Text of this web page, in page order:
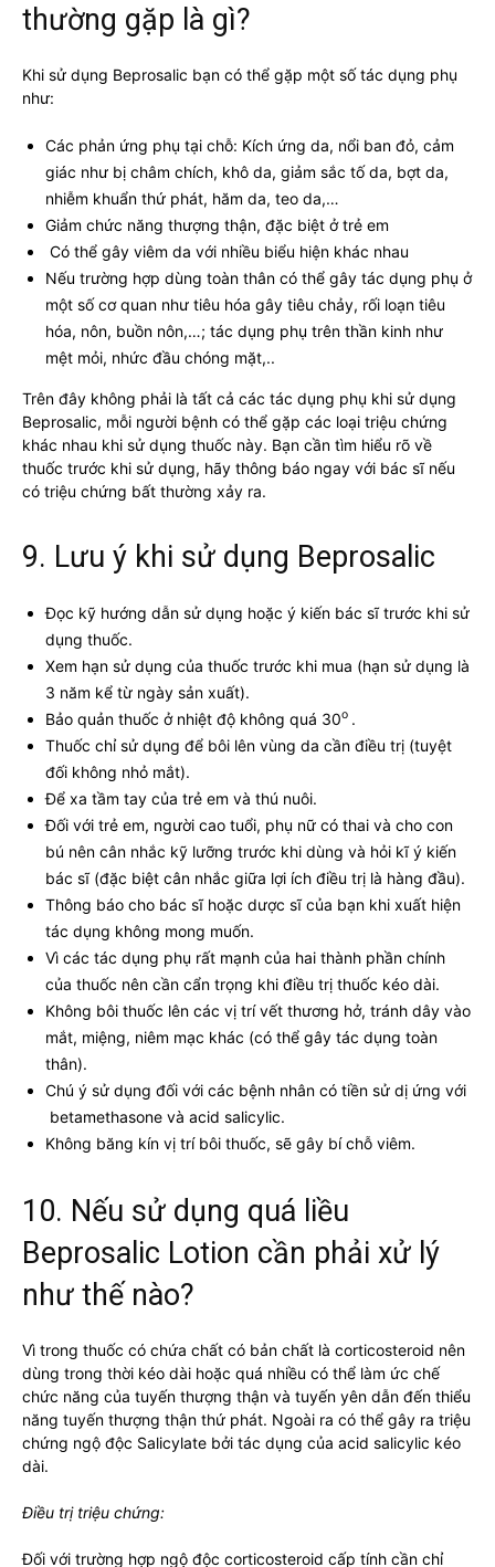
thường gặp là gì?
Khi sử dụng Beprosalic bạn có thể gặp một số tác dụng phụ
như:
Các phản ứng phụ tại chỗ: Kích ứng da, nổi ban đỏ, cảm
giác như bị châm chích, khô da, giảm sắc tố da, bợt da,
nhiễm khuẩn thứ phát, hăm da, teo da,…
Giảm chức năng thượng thận, đặc biệt ở trẻ em
Có thể gây viêm da với nhiều biểu hiện khác nhau
Nếu trường hợp dùng toàn thân có thể gây tác dụng phụ ở
một số cơ quan như tiêu hóa gây tiêu chảy, rối loạn tiêu
hóa, nôn, buồn nôn,…; tác dụng phụ trên thần kinh như
mệt mỏi, nhức đầu chóng mặt,..
Trên đây không phải là tất cả các tác dụng phụ khi sử dụng
Beprosalic, mỗi người bệnh có thể gặp các loại triệu chứng
khác nhau khi sử dụng thuốc này. Bạn cần tìm hiểu rõ về
thuốc trước khi sử dụng, hãy thông báo ngay với bác sĩ nếu
có triệu chứng bất thường xảy ra.
9. Lưu ý khi sử dụng Beprosalic
Đọc kỹ hướng dẫn sử dụng hoặc ý kiến bác sĩ trước khi sử
dụng thuốc.
Xem hạn sử dụng của thuốc trước khi mua (hạn sử dụng là
3 năm kể từ ngày sản xuất).
Bảo quản thuốc ở nhiệt độ không quá 30o .
Thuốc chỉ sử dụng để bôi lên vùng da cần điều trị (tuyệt
đối không nhỏ mắt).
Để xa tầm tay của trẻ em và thú nuôi.
Đối với trẻ em, người cao tuổi, phụ nữ có thai và cho con
bú nên cân nhắc kỹ lưỡng trước khi dùng và hỏi kĩ ý kiến
bác sĩ (đặc biệt cân nhắc giữa lợi ích điều trị là hàng đầu).
Thông báo cho bác sĩ hoặc dược sĩ của bạn khi xuất hiện
tác dụng không mong muốn.
Vì các tác dụng phụ rất mạnh của hai thành phần chính
của thuốc nên cần cẩn trọng khi điều trị thuốc kéo dài.
Không bôi thuốc lên các vị trí vết thương hở, tránh dây vào
mắt, miệng, niêm mạc khác (có thể gây tác dụng toàn
thân).
Chú ý sử dụng đối với các bệnh nhân có tiền sử dị ứng với
betamethasone và acid salicylic.
Không băng kín vị trí bôi thuốc, sẽ gây bí chỗ viêm.
10. Nếu sử dụng quá liều
Beprosalic Lotion cần phải xử lý
như thế nào?
Vì trong thuốc có chứa chất có bản chất là corticosteroid nên
dùng trong thời kéo dài hoặc quá nhiều có thể làm ức chế
chức năng của tuyến thượng thận và tuyến yên dẫn đến thiểu
năng tuyến thượng thận thứ phát. Ngoài ra có thể gây ra triệu
chứng ngộ độc Salicylate bởi tác dụng của acid salicylic kéo
dài.
Điều trị triệu chứng:
Đối với trường hợp ngộ độc corticosteroid cấp tính cần chỉ